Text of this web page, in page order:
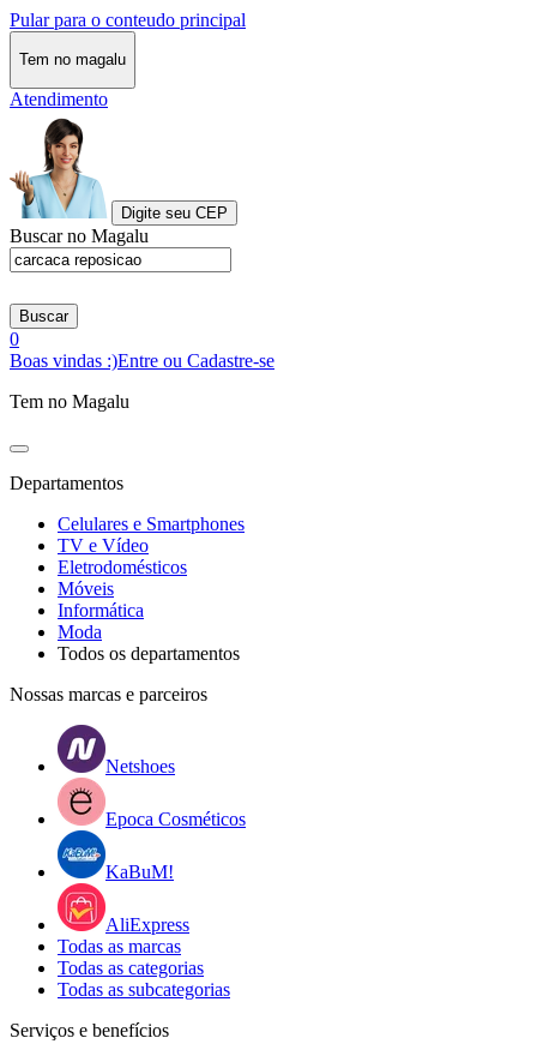
Pular para o conteudo principal
Tem no magalu
Atendimento
Digite seu CEP
Buscar no Magalu
Buscar
0
Boas vindas :)Entre ou Cadastre-se
Tem no Magalu
Departamentos
Celulares e Smartphones
TV e Vídeo
Eletrodomésticos
Móveis
Informática
Moda
Todos os departamentos
Nossas marcas e parceiros
Netshoes
Epoca Cosméticos
KaBuM!
AliExpress
Todas as marcas
Todas as categorias
Todas as subcategorias
Serviços e benefícios